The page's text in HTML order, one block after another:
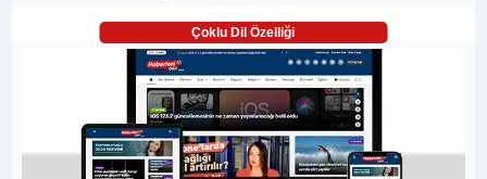
Çoklu Dil Özelliği